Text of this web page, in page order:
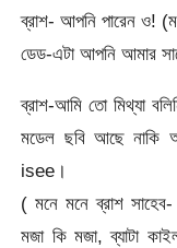
ব্রাশ- আপনি পারেন ও!
ডেড-এটা আপনি আমার
ব্রাশ-আমি তো মিথ্যা
মডেল ছবি আছে নাকি
isee।
( মনে মনে ব্রাশ
মজা কি মজা, ব্যাটা